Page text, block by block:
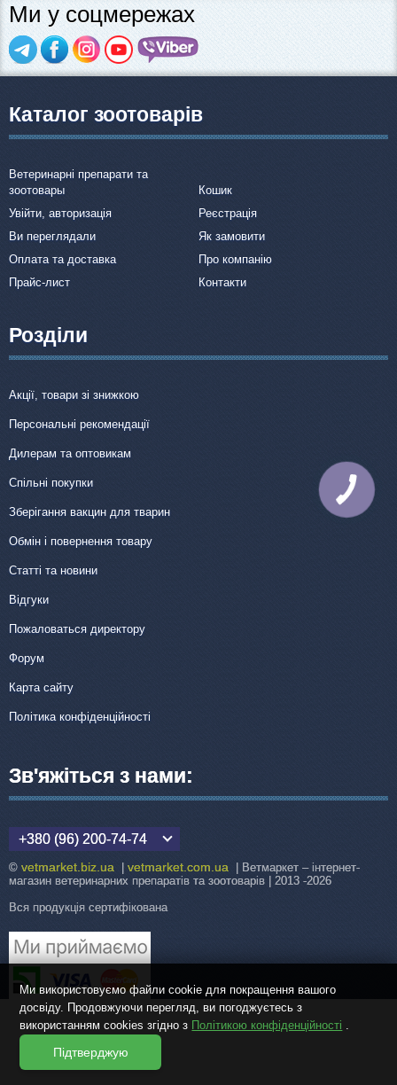
Ми у соцмережах
Каталог зоотоварів
Ветеринарні препарати та
зоотовары
Кошик
Увійти, авторизація
Реєстрація
Ви переглядали
Як замовити
Оплата та доставка
Про компанію
Прайс-лист
Контакти
Розділи
Акції, товари зі знижкою
Персональні рекомендації
Дилерам та оптовикам
Спільні покупки
Зберігання вакцин для тварин
Обмін і повернення товару
Статті та новини
Відгуки
Пожаловаться директору
Форум
Карта сайту
Політика конфіденційності
Зв'яжіться з нами:
+380 (96) 200-74-74
© vetmarket.biz.ua vetmarket.com.ua | Ветмаркет – інтернет-
магазин ветеринарних препаратів та зоотоварів | 2013 -2026
Вся продукція сертифікована
Ми використовуємо файли cookie для покращення вашого
досвіду. Продовжуючи перегляд, ви погоджуєтесь з
використанням cookies згідно з Політикою конфіденційності .
Підтверджую
КНОПКА
ЗВ'ЯЗКУ